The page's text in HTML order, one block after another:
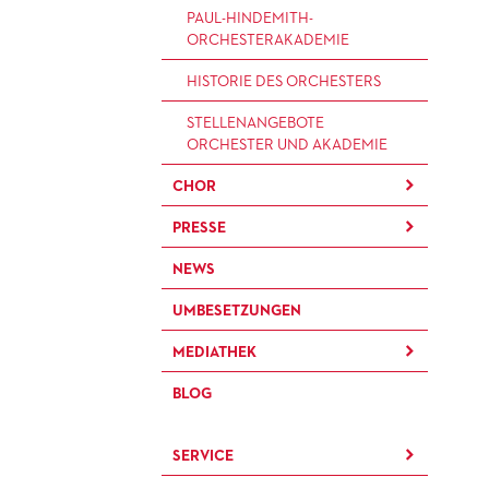
BRÜCHE – DEMORKATIE IN
ZEITEN IHRER REGRESSION
SILVESTERFEIER
KÜNSTLERISCHER BETRIEB
OPER
STÄDTISCHE BÜHNEN
FRANKFURT GMBH
PAUL-HINDEMITH-
ORCHESTER­AKADEMIE
HISTORIE DES ORCHESTERS
STELLEN­ANGEBOTE
ORCHESTER UND AKADEMIE
CHOR
KINDERCHOR
PRESSE
KONTAKT
PRESSE­MITTEILUNGEN
PRESSEFOTOS
MATERIALIEN
NEWS
UMBESETZUNGEN
MEDIATHEK
BLOG
CD / DVD-SERIE DER OPER
BLOG
SERVICE